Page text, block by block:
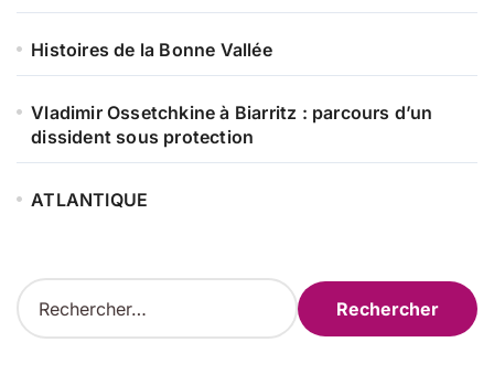
Histoires de la Bonne Vallée
Vladimir Ossetchkine à Biarritz : parcours d’un
dissident sous protection
ATLANTIQUE
R
e